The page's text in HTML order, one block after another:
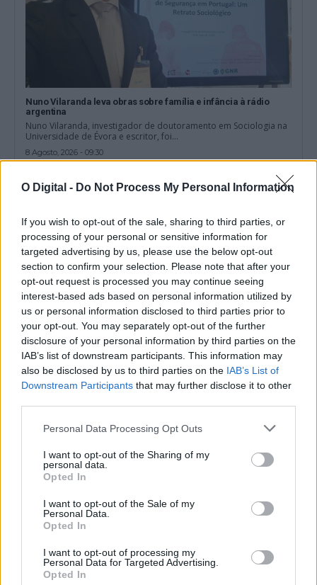
O Digital - Do Not Process My Personal Information
If you wish to opt-out of the sale, sharing to third parties, or
processing of your personal or sensitive information for
targeted advertising by us, please use the below opt-out
section to confirm your selection. Please note that after your
opt-out request is processed you may continue seeing
interest-based ads based on personal information utilized by
us or personal information disclosed to third parties prior to
your opt-out. You may separately opt-out of the further
disclosure of your personal information by third parties on the
IAB’s list of downstream participants. This information may
also be disclosed by us to third parties on the IAB’s List of
Downstream Participants that may further disclose it to other
Personal Data Processing Opt Outs
I want to opt-out of the Sharing of my
personal data.
Opted In
I want to opt-out of the Sale of my
Personal Data.
Opted In
I want to opt-out of processing my
Personal Data for Targeted Advertising.
Opted In
Nuno Vilaranda leva obras sobre família e infância à rádio
argentina
Nuno Vilaranda, investigador de doutoramento em Sociologia na
Universidade de Évora e escritor, foi...
8 Agosto, 2026 - 09:30
Deixou resíduos junto aos contentores em Évora e acabou
identificado
A Câmara Municipal de Évora identificou um cidadão que se
encontrava a depositar resíduos...